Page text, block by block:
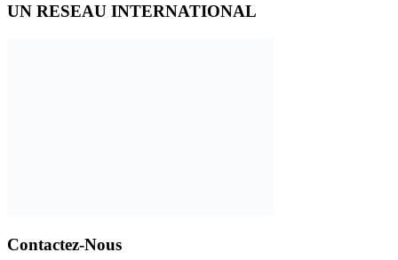
UN RESEAU INTERNATIONAL
Contactez-Nous